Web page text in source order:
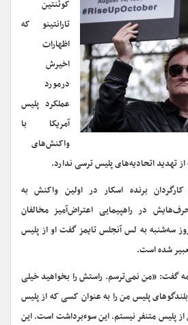
کوئنتین
تارانتینو که
اظهارات
اخیرش
درمورد
عملکرد پلیس
آمریکا با
واکنش‌های
تهدید اتحادیه‌های پلیس ترسی ندارد.
برنده اسکار در اولین واکنش به
در راهپیمایی اعتراض‌آمیز مخالفان
سه‌شنبه به لس آنجلس تایمز گفت او از پلیس
شده است.
گفت: «من نمی‌ترسم. راستش را بخواهید خیلی
پلیس من را به عنوان کسی که از پلیس
پلیس متنفر نیستم. این سوءبرداشت است. این